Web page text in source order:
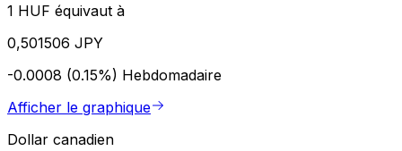
1 HUF équivaut à
0,501506 JPY
-0.0008 (0.15%) Hebdomadaire
Afficher le graphique
Dollar canadien